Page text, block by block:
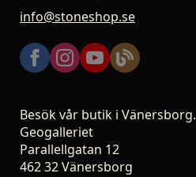
info@stoneshop.se
Besök vår butik i Vänersborg.
Geogalleriet
Parallellgatan 12
462 32 Vänersborg